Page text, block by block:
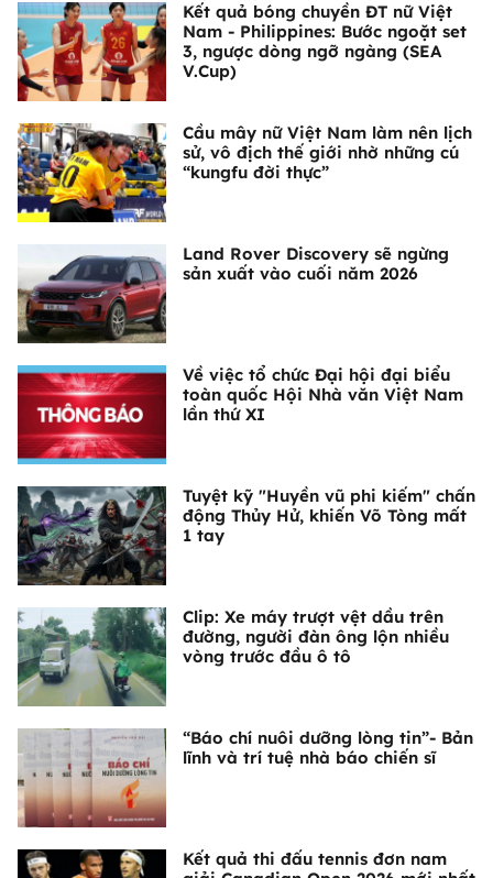
Kết quả bóng chuyền ĐT nữ Việt
Nam - Philippines: Bước ngoặt set
3, ngược dòng ngỡ ngàng (SEA
V.Cup)
Cầu mây nữ Việt Nam làm nên lịch
sử, vô địch thế giới nhờ những cú
“kungfu đời thực”
Land Rover Discovery sẽ ngừng
sản xuất vào cuối năm 2026
Về việc tổ chức Đại hội đại biểu
toàn quốc Hội Nhà văn Việt Nam
lần thứ XI
Tuyệt kỹ "Huyền vũ phi kiếm" chấn
động Thủy Hử, khiến Võ Tòng mất
1 tay
Clip: Xe máy trượt vệt dầu trên
đường, người đàn ông lộn nhiều
vòng trước đầu ô tô
“Báo chí nuôi dưỡng lòng tin”- Bản
lĩnh và trí tuệ nhà báo chiến sĩ
Kết quả thi đấu tennis đơn nam